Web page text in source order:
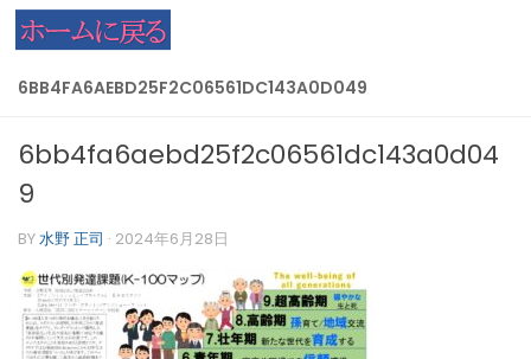
コンテンツへスキップ
6BB4FA6AEBD25F2C06561DC143A0D049
6bb4fa6aebd25f2c06561dc143a0d04
9
BY水野 正司 · 2024年6月28日